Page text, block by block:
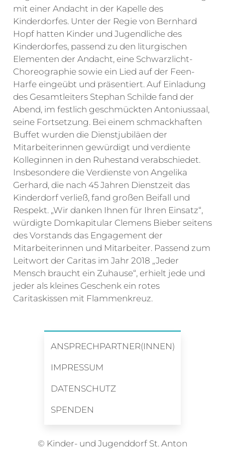
mit einer Andacht in der Kapelle des
Kinderdorfes. Unter der Regie von Bernhard
Hopf hatten Kinder und Jugendliche des
Kinderdorfes, passend zu den liturgischen
Elementen der Andacht, eine Schwarzlicht-
Choreographie sowie ein Lied auf der Feen-
Harfe eingeübt und präsentiert. Auf Einladung
des Gesamtleiters Stephan Schilde fand der
Abend, im festlich geschmückten Antoniussaal,
seine Fortsetzung. Bei einem schmackhaften
Buffet wurden die Dienstjubiläen der
Mitarbeiterinnen gewürdigt und verdiente
Kolleginnen in den Ruhestand verabschiedet.
Insbesondere die Verdienste von Angelika
Gerhard, die nach 45 Jahren Dienstzeit das
Kinderdorf verließ, fand großen Beifall und
Respekt. „Wir danken Ihnen für Ihren Einsatz“,
würdigte Domkapitular Clemens Bieber seitens
des Vorstands das Engagement der
Mitarbeiterinnen und Mitarbeiter. Passend zum
Leitwort der Caritas im Jahr 2018 „Jeder
Mensch braucht ein Zuhause“, erhielt jede und
jeder als kleines Geschenk ein rotes
Caritaskissen mit Flammenkreuz.
ANSPRECHPARTNER(INNEN)
IMPRESSUM
DATENSCHUTZ
SPENDEN
© Kinder- und Jugenddorf St. Anton